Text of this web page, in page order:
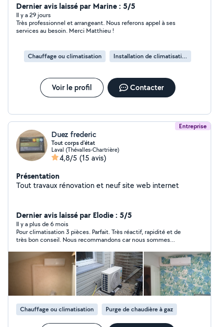
Dernier avis laissé par Marine : 5/5
Il y a 29 jours
Très professionnel et arrangeant. Nous referons appel à ses
services au besoin. Merci Matthieu !
Chauffage ou climatisation Installation de climatisation
Voir le profil Contacter
Entreprise
Duez frederic
Tout corps d'état
Laval (Thévalles-Chartrière)
4,8/5 (15 avis)
Présentation
Tout travaux rénovation et neuf site web internet
Dernier avis laissé par Elodie : 5/5
Il y a plus de 6 mois
Pour climatisation 3 pièces. Parfait. Très réactif, rapidité et de
très bon conseil. Nous recommandons car nous sommes
Chauffage ou climatisation Purge de chaudière à gaz